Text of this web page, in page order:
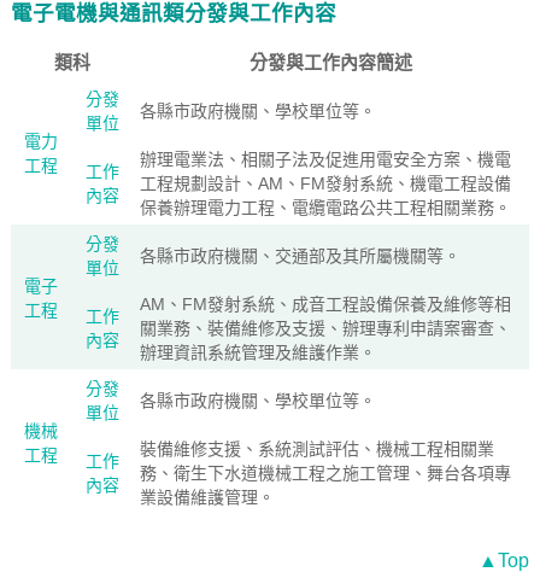
電子電機與通訊類分發與工作內容
類科 分發與工作內容簡述
電力
工程
分發
單位
各縣市政府機關、學校單位等。
工作
內容
辦理電業法、相關子法及促進用電安全方案、機電
工程規劃設計、AM、FM發射系統、機電工程設備
保養辦理電力工程、電纜電路公共工程相關業務。
電子
工程
分發
單位
各縣市政府機關、交通部及其所屬機關等。
工作
內容
AM、FM發射系統、成音工程設備保養及維修等相
關業務、裝備維修及支援、辦理專利申請案審查、
辦理資訊系統管理及維護作業。
機械
工程
分發
單位
各縣市政府機關、學校單位等。
工作
內容
裝備維修支援、系統測試評估、機械工程相關業
務、衛生下水道機械工程之施工管理、舞台各項專
業設備維護管理。
▲Top